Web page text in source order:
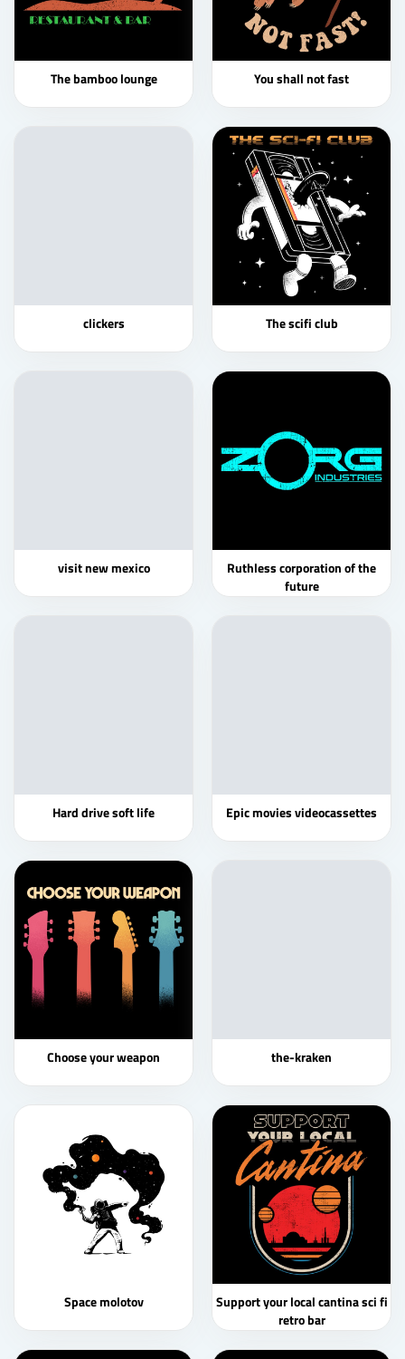
The bamboo lounge You shall not fast
clickers The scifi club
visit new mexico
Ruthless corporation of the
future
Hard drive soft life Epic movies videocassettes
Choose your weapon the-kraken
Space molotov
Support your local cantina sci fi
retro bar